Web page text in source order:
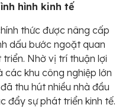
hình kinh tế
thức được nâng cấp
dấu bước ngoặt quan
Nhờ vị trí thuận lợi
khu công nghiệp lớn
thu hút nhiều nhà đầu
đẩy sự phát triển kinh tế.